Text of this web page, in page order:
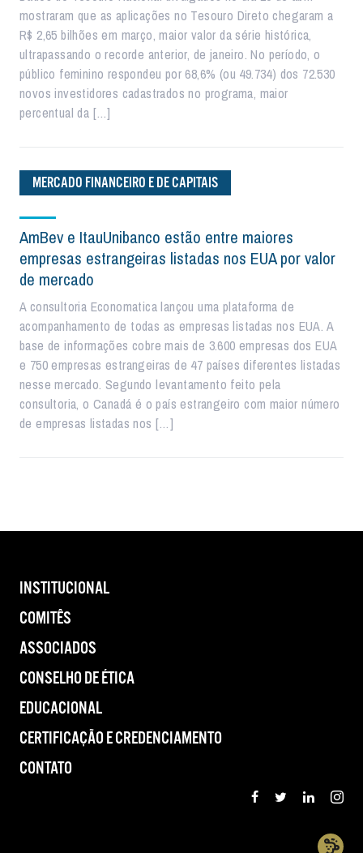
mostraram que as aplicações no Tesouro Direto chegaram a
R$ 2,65 bilhões em março, maior valor da série histórica,
ultrapassando o recorde anterior, de janeiro. No período, o
público feminino respondeu por 68,6% (ou 49.734) dos 72.530
novos investidores cadastrados no programa, maior
percentual da […]
MERCADO FINANCEIRO E DE CAPITAIS
AmBev e ItauUnibanco estão entre maiores
empresas estrangeiras listadas nos EUA por valor
de mercado
A consultoria Economatica lançou uma plataforma de
acompanhamento de todas as empresas listadas nos EUA. A
base de informações cobre mais de 3.600 empresas dos EUA
e 750 empresas estrangeiras de 47 países diferentes listadas
nesse mercado. Segundo levantamento feito pela
consultoria, o Canadá é o país estrangeiro com maior número
de empresas listadas nos […]
INSTITUCIONAL
COMITÊS
ASSOCIADOS
CONSELHO DE ÉTICA
EDUCACIONAL
CERTIFICAÇÃO E CREDENCIAMENTO
CONTATO